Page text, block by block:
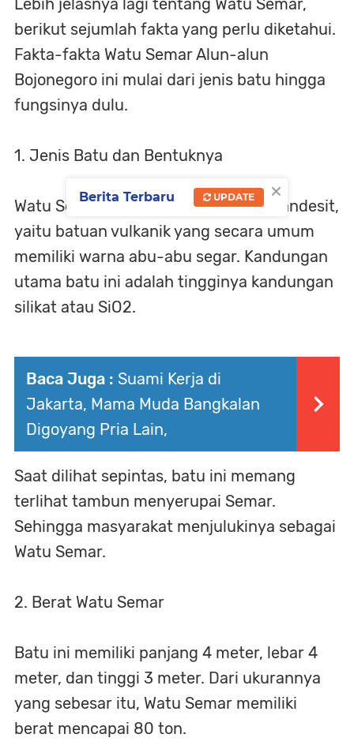
Lebih jelasnya lagi tentang Watu Semar,
berikut sejumlah fakta yang perlu diketahui.
Fakta-fakta Watu Semar Alun-alun
Bojonegoro ini mulai dari jenis batu hingga
fungsinya dulu.
1. Jenis Batu dan Bentuknya
Watu Semar tergolong sebagai batu andesit,
yaitu batuan vulkanik yang secara umum
memiliki warna abu-abu segar. Kandungan
utama batu ini adalah tingginya kandungan
silikat atau SiO2.
Baca Juga : Suami Kerja di
Jakarta, Mama Muda Bangkalan
Digoyang Pria Lain,
Saat dilihat sepintas, batu ini memang
terlihat tambun menyerupai Semar.
Sehingga masyarakat menjulukinya sebagai
Watu Semar.
2. Berat Watu Semar
Batu ini memiliki panjang 4 meter, lebar 4
meter, dan tinggi 3 meter. Dari ukurannya
yang sebesar itu, Watu Semar memiliki
berat mencapai 80 ton.
×
Berita Terbaru UPDATE